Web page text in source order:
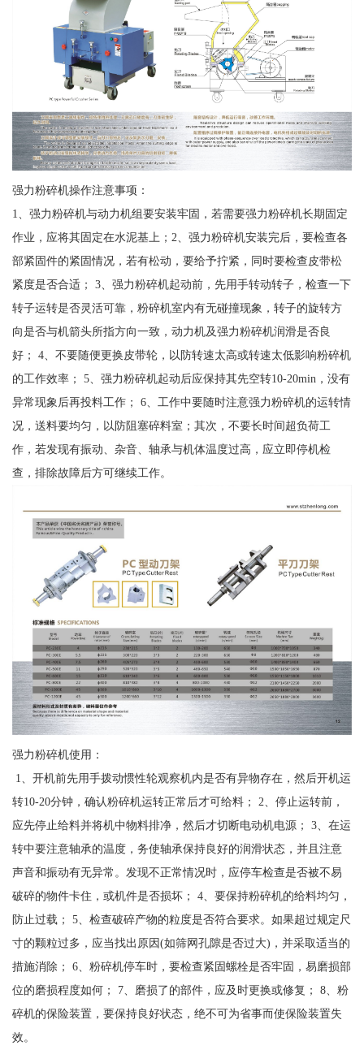
强力粉碎机操作注意事项：
1、强力粉碎机与动力机组要安装牢固，若需要强力粉碎机长期固定
作业，应将其固定在水泥基上；2、强力粉碎机安装完后，要检查各
部紧固件的紧固情况，若有松动，要给予拧紧，同时要检查皮带松
紧度是否合适； 3、强力粉碎机起动前，先用手转动转子，检查一下
转子运转是否灵活可靠，粉碎机室内有无碰撞现象，转子的旋转方
向是否与机箭头所指方向一致，动力机及强力粉碎机润滑是否良
好； 4、不要随便更换皮带轮，以防转速太高或转速太低影响粉碎机
的工作效率； 5、强力粉碎机起动后应保持其先空转10-20min，没有
异常现象后再投料工作； 6、工作中要随时注意强力粉碎机的运转情
况，送料要均匀，以防阻塞碎料室；其次，不要长时间超负荷工
作，若发现有振动、杂音、轴承与机体温度过高，应立即停机检
查，排除故障后方可继续工作。
强力粉碎机使用：
1、开机前先用手拨动惯性轮观察机内是否有异物存在，然后开机运
转10-20分钟，确认粉碎机运转正常后才可给料； 2、停止运转前，
应先停止给料并将机中物料排净，然后才切断电动机电源； 3、在运
转中要注意轴承的温度，务使轴承保持良好的润滑状态，并且注意
声音和振动有无异常。发现不正常情况时，应停车检查是否被不易
破碎的物件卡住，或机件是否损坏； 4、要保持粉碎机的给料均匀，
防止过载； 5、检查破碎产物的粒度是否符合要求。如果超过规定尺
寸的颗粒过多，应当找出原因(如筛网孔隙是否过大)，并采取适当的
措施消除； 6、粉碎机停车时，要检查紧固螺栓是否牢固，易磨损部
位的磨损程度如何； 7、磨损了的部件，应及时更换或修复； 8、粉
碎机的保险装置，要保持良好状态，绝不可为省事而使保险装置失
效。